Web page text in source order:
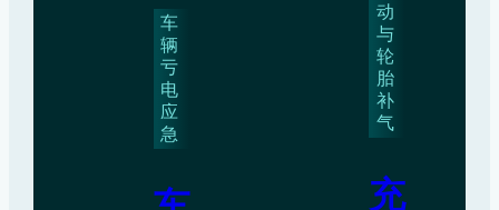
车
辆
亏
电
应
急
动
与
轮
胎
补
气
充